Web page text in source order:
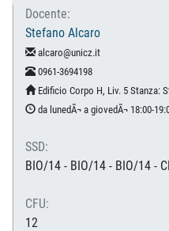
Docente:
Stefano Alcaro
alcaro@unicz.it
0961-3694198
Edificio Corpo H, Liv. 5 Stanza:
da lunedÃ¬ a giovedÃ¬ 18:00-
SSD:
BIO/14 - BIO/14 - BIO/14 -
CFU:
12